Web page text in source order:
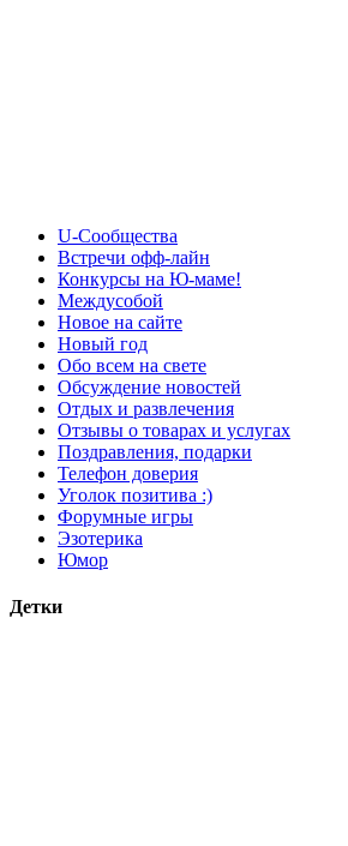
U-Сообщества
Встречи офф-лайн
Конкурсы на Ю-маме!
Междусобой
Новое на сайте
Новый год
Обо всем на свете
Обсуждение новостей
Отдых и развлечения
Отзывы о товарах и услугах
Поздравления, подарки
Телефон доверия
Уголок позитива :)
Форумные игры
Эзотерика
Юмор
Детки